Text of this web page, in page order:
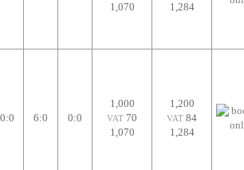
1,070
1,284
0:0 6:0 0:0
1,000
VAT 70
1,070
1,200
VAT 84
1,284